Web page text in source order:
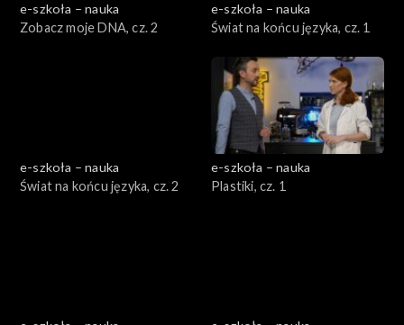
e-szkoła – nauka
Zobacz moje DNA, cz. 2
e-szkoła – nauka
Świat na końcu języka, cz. 1
e-szkoła – nauka
Świat na końcu języka, cz. 2
e-szkoła – nauka
Plastiki, cz. 1